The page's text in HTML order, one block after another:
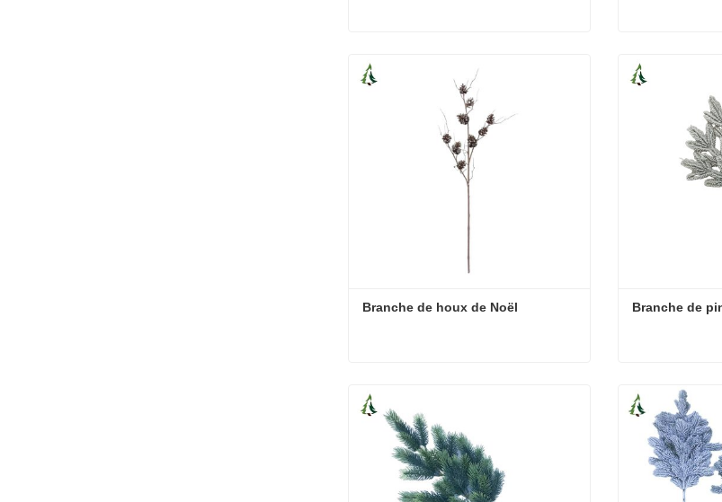
Contacter maintenant Contacter
Branche de houx de Noël
Contacter maintenant
Branche de
Contacter